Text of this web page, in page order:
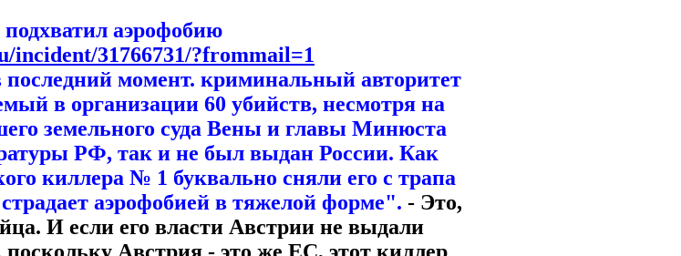
аэрофобию
incident/31766731/?frommail=1
момент. криминальный авторитет
в организации 60 убийств, несмотря на
земельного суда Вены и главы Минюста
РФ, так и не был выдан России. Как
киллера № 1 буквально сняли его с трапа
аэрофобией в тяжелой форме". - Это,
И если его власти Австрии не выдали